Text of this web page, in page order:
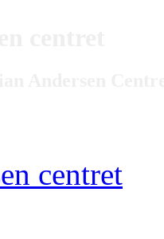
centret